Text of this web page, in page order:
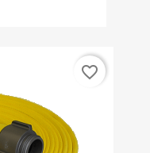
favorite_border